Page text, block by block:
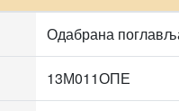
Одабрана
13М011ОПЕ